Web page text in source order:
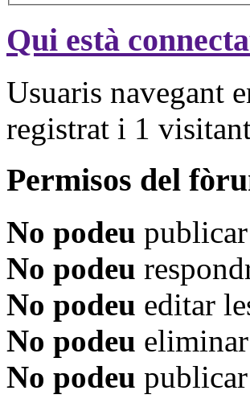
Qui està
Usuaris navegant
registrat i 1
Permisos del
No podeu
No podeu
No podeu editar
No podeu
No podeu